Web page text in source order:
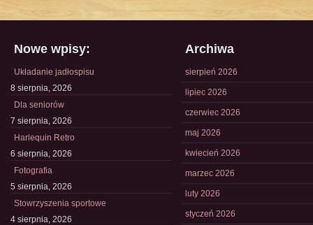
Nowe wpisy:
Układanie jadłospisu
8 sierpnia, 2026
Dla seniorów
7 sierpnia, 2026
Harlequin Retro
6 sierpnia, 2026
Fotografia
5 sierpnia, 2026
Stowrzyszenia sportowe
4 sierpnia, 2026
Archiwa
sierpień 2026
lipiec 2026
czerwiec 2026
maj 2026
kwiecień 2026
marzec 2026
luty 2026
styczeń 2026